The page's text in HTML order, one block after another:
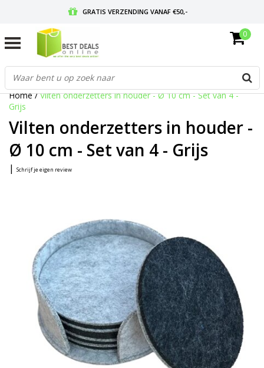
GRATIS VERZENDING VANAF €50,-
GRATIS RETOURNEREN EN 30 DAGEN BEDENKTIJD
0
Home/Vilten onderzetters in houder - Ø 10 cm - Set van 4 -
Grijs
Vilten onderzetters in houder -
Ø 10 cm - Set van 4 - Grijs
| Schrijf je eigen review